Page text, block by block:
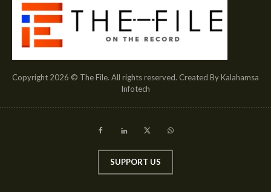
Copyright 2026 © The File. All rights reserved. Created By Kalahamsa
Infotech
SUPPORT US